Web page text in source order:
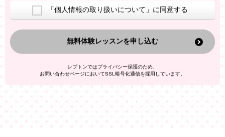
換した上で、広告・宣伝・販売促進活動に役立てること
上記の利用目的のために第三者へ提供すること
なお、この利用目的を超えた個人情報の取扱いは行いません。ま
た、これ以外の目的で個人情報を利用することはありません。
人情報を、本人が特定されないデータに不可逆変換した上で第三
者広告配信事業者においてマッチングを行い、その結果に基づい
「個人情報の取り扱いについて」に同意する
無料体験レッスンを申し込む
レプトンではプライバシー保護のため、
お問い合わせページにおいてSSL暗号化通信を採用しています。